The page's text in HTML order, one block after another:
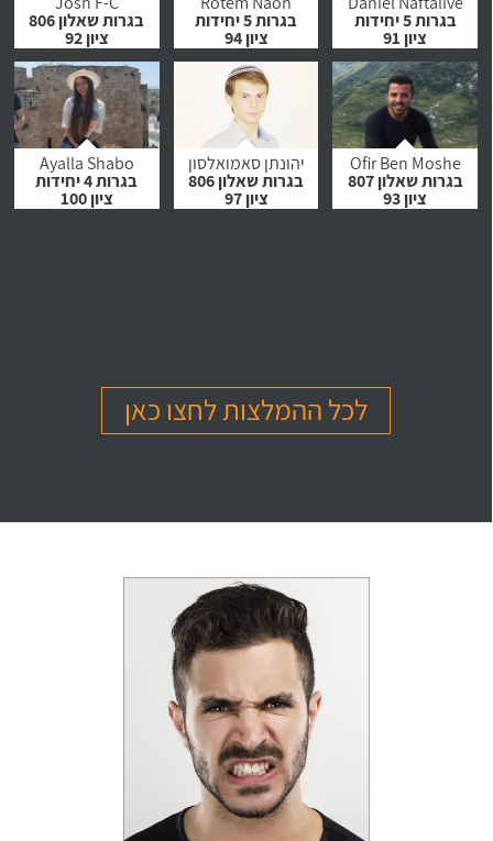
בגרות 5 יחידות
ציון 91
לחץ לצפייה
בהמלצה
בגרות 5 יחידות
ציון 94
לחץ לצפייה
בהמלצה
בגרות שאלון 806
ציון 92
לחץ לצפייה
בהמלצה
Ofir Ben Moshe
בגרות שאלון 807
ציון 93
יהונתן סאמואלסון
בגרות שאלון 806
ציון 97
Ayalla Shabo
בגרות 4 יחידות
ציון 100
לחץ לצפייה לחץ לצפייה לחץ לצפייה
ציון 97 ציון 97
לחץ לצפייה
בהמלצה
ציון 100
Maor Cohen
בגרות 4 יחידות
לחץ לצפייה
בהמלצה
Hedva Mettoudi
בגרות 3 יחידות
לכל ההמלצות לחצו כאן